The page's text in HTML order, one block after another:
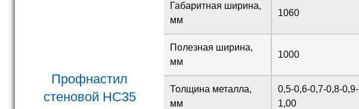
Профнастил
стеновой HC35
Габаритная ширина,
мм
1060
Полезная ширина,
мм
1000
Толщина металла,
мм
0,5-0,6-0,7-0,8-0,9-
1,00